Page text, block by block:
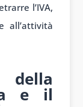
l’IVA,
all’attività
della
e il